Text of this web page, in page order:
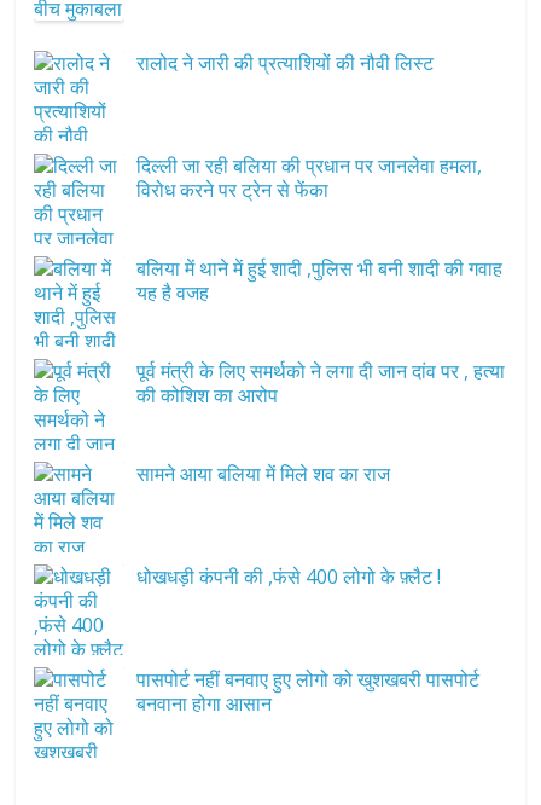
रालोद ने जारी की प्रत्याशियों की नौवी लिस्ट
दिल्ली जा रही बलिया की प्रधान पर जानलेवा हमला,
विरोध करने पर ट्रेन से फेंका
बलिया में थाने में हुई शादी ,पुलिस भी बनी शादी की गवाह
यह है वजह
पूर्व मंत्री के लिए समर्थको ने लगा दी जान दांव पर , हत्या
की कोशिश का आरोप
सामने आया बलिया में मिले शव का राज
धोखधड़ी कंपनी की ,फंसे 400 लोगो के फ़्लैट !
पासपोर्ट नहीं बनवाए हुए लोगो को खुशखबरी पासपोर्ट
बनवाना होगा आसान